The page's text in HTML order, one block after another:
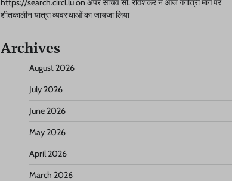
https://search.circl.luonअपर सचिव सी. रविशंकर ने आज गंगोत्री मार्ग पर
शीतकालीन यात्रा व्यवस्थाओं का जायजा लिया
Archives
August 2026
July 2026
June 2026
May 2026
April 2026
March 2026